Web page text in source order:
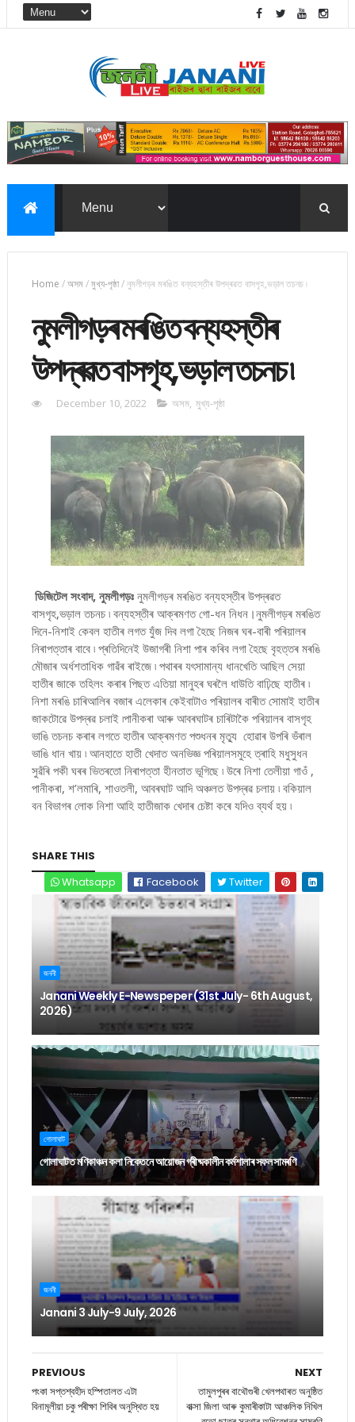
Home /অসম/মুখ্য-পৃষ্ঠা/নুমলীগড়ৰ মৰঙিত বন্যহস্তীৰ উপদ্ৰৱত বাসগৃহ,ভড়াল তচনচ ৷
নুমলীগড়ৰ মৰঙিত বন্যহস্তীৰ
উপদ্ৰৱত বাসগৃহ,ভড়াল তচনচ ৷
December 10, 2022 অসম, মুখ্য-পৃষ্ঠা
ডিজিটেল সংবাদ, নুমলীগড়ঃ নুমলীগড়ৰ মৰঙিত বন্যহস্তীৰ উপদ্ৰৱত
বাসগৃহ,ভড়াল তচনচ ৷ বন্যহস্তীৰ আক্ৰমণত গো-ধন নিধন।নুমলীগড়ৰ মৰঙিত
দিনে-নিশাই কেবল হাতীৰ লগত যুঁজ দিব লগা হৈছে নিজৰ ঘৰ-বাৰী পৰিয়ালৰ
নিৰাপত্তাৰ বাবে ৷ প্ৰতিদিনেই উজাগৰী নিশা পাৰ কৰিব লগা হৈছে বৃহত্তৰ মৰঙি
মৌজাৰ অৰ্ধশতাধিক গাৱঁৰ ৰাইজে ৷ পথাৰৰ যৎসামান্য ধানখেতি আছিল সেয়া
হাতীৰ জাকে তহিলং কৰাৰ পিছত এতিয়া মানুহৰ ঘৰলৈ ধাউতি বাঢ়িছে হাতীৰ ৷
নিশা মৰঙি চাৰিআলিৰ বজাৰ এলেকাৰ কেইবাটাও পৰিয়ালৰ বাৰীত সোমাই হাতীৰ
জাকটোৱে উপদ্ৰৱ চলাই ৷পানীকৰা আৰু আবৰঘাটৰ চাৰিটাকৈ পৰিয়ালৰ বাসগৃহ
ভাঙি তচনচ কৰাৰ লগতে হাতীৰ আক্ৰমণত পশুধনৰ মৃত্যু হোৱাৰ উপৰি ভঁৰাল
ভাঙি ধান খায় ৷ আনহাতে হাতী খেদাত অনভিজ্ঞ পৰিয়ালসমুহে ত্ৰাহি মধুসুধন
সুৱঁৰি পকী ঘৰৰ ভিতৰতো নিৰাপত্তা হীনতাত ভূগিছে ৷ উৰে নিশা তেলীয়া গাওঁ ,
পানীকৰা, শ’লমাৰি, শাওতলী, আবৰঘাট আদি অঞ্চলত উপদ্ৰৱ চলায় ৷ বকিয়াল
বন বিভাগৰ লোক নিশা আহি হাতীজাক খেদাৰ চেষ্টা কৰে যদিও ব্যৰ্থ হয় ৷
SHARE THIS
Whatsapp
Facebook Twitter
জননী
Janani Weekly E-Newspeper (31st July- 6th August,
2026)
গোলাঘাট
গোলাঘাটত মণিকাঞ্চন কলা নিকেতনে আয়োজন গ্ৰীষ্মকালীন কৰ্মশালাৰ সফল সামৰণি
জননী
Janani 3 July-9 July, 2026
NEXT
তামুলপুৰৰ বাথৌগুৰী খেলপথাৰত অনুষ্ঠিত
বাক্সা জিলা আৰু কুমাৰীকাটা আঞ্চলিক নিখিল
PREVIOUS
পংকা সপ্তশ্বহীদ হস্পিতালত এটা
বিনামূলীয়া চকু পৰীক্ষা শিবিৰ অনুস্থিত হয়